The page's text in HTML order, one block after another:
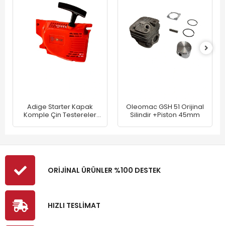
Adige Starter Kapak
Komple Çin Testereler
Oleomac GSH 51 Orijinal
Silindir +Piston 45mm
ORİJİNAL ÜRÜNLER %100 DESTEK
HIZLI TESLİMAT